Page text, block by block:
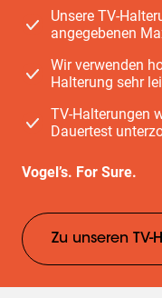
Unsere TV-
angegebenen
Wir verwenden
Halterung sehr
TV-Halterungen
Dauertest
Vogel’s. For Sure.
Zu unseren TV-